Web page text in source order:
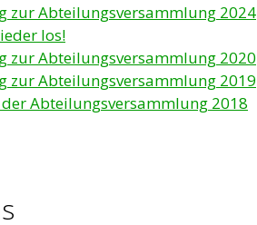
zur Abteilungsversammlung 2024
los!
zur Abteilungsversammlung 2020
zur Abteilungsversammlung 2019
Abteilungsversammlung 2018